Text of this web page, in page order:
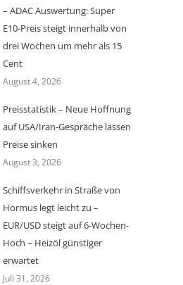
– ADAC Auswertung: Super
E10-Preis steigt innerhalb von
drei Wochen um mehr als 15
Cent
August 4, 2026
Preisstatistik – Neue Hoffnung
auf USA/Iran-Gespräche lassen
Preise sinken
August 3, 2026
Schiffsverkehr in Straße von
Hormus legt leicht zu –
EUR/USD steigt auf 6-Wochen-
Hoch – Heizöl günstiger
erwartet
Juli 31, 2026